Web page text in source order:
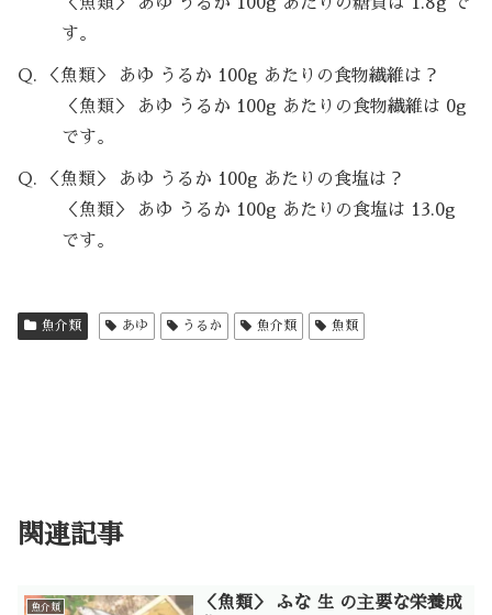
す。
Q. ＜魚類＞ あゆ うるか 100g あたりの食物繊維は？
＜魚類＞ あゆ うるか 100g あたりの食物繊維は 0g
です。
Q. ＜魚類＞ あゆ うるか 100g あたりの食塩は？
＜魚類＞ あゆ うるか 100g あたりの食塩は 13.0g
です。
魚介類 あゆ うるか 魚介類 魚類
関連記事
魚介類
＜魚類＞ ふな 生 の主要な栄養成